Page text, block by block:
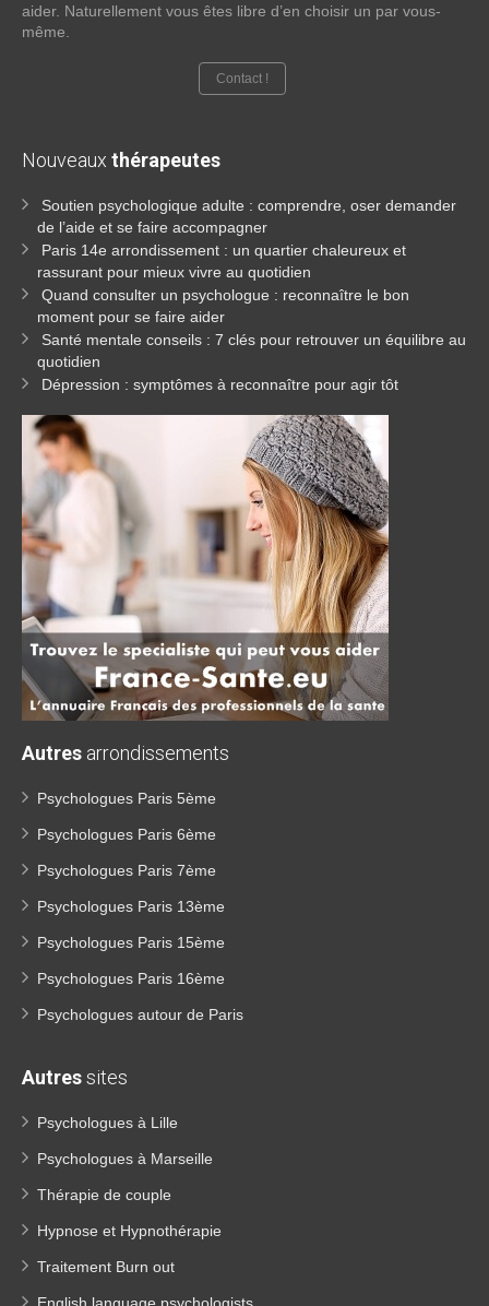
aider. Naturellement vous êtes libre d’en choisir un par vous-
même.
Contact !
Nouveaux thérapeutes
Soutien psychologique adulte : comprendre, oser demander
de l’aide et se faire accompagner
Paris 14e arrondissement : un quartier chaleureux et
rassurant pour mieux vivre au quotidien
Quand consulter un psychologue : reconnaître le bon
moment pour se faire aider
Santé mentale conseils : 7 clés pour retrouver un équilibre au
quotidien
Dépression : symptômes à reconnaître pour agir tôt
Autres arrondissements
Psychologues Paris 5ème
Psychologues Paris 6ème
Psychologues Paris 7ème
Psychologues Paris 13ème
Psychologues Paris 15ème
Psychologues Paris 16ème
Psychologues autour de Paris
Autressites
Psychologues à Lille
Psychologues à Marseille
Thérapie de couple
Hypnose et Hypnothérapie
Traitement Burn out